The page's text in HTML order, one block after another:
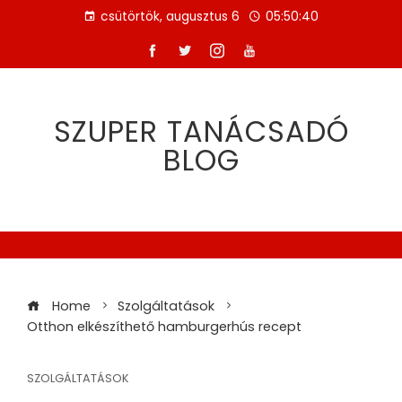
csütörtök, augusztus 6 05:50:40
SZUPER TANÁCSADÓ
BLOG
Home
Szolgáltatások
Otthon elkészíthető hamburgerhús recept
SZOLGÁLTATÁSOK